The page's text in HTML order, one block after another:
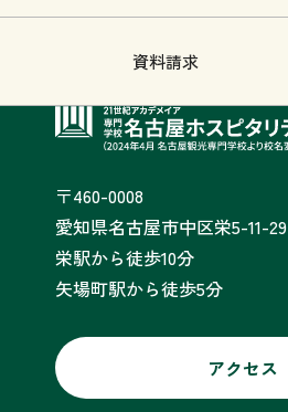
資料請求
〒460-0008
愛知県名古屋市中区栄5-11-29
栄駅から徒歩10分
矢場町駅から徒歩5分
アクセス